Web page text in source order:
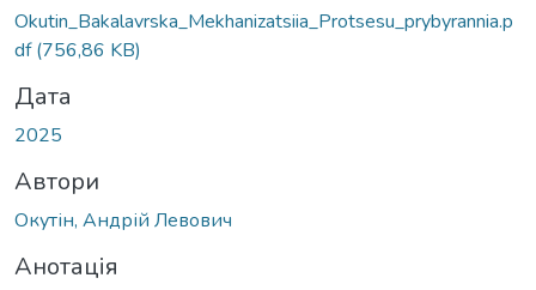
Okutin_Bakalavrska_Mekhanizatsiia_Protsesu_prybyrannia.p
df(756,86 KB)
Дата
2025
Автори
Окутін, Андрій Левович
Анотація